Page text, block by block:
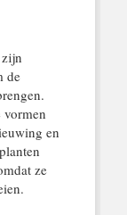
de
en
ze